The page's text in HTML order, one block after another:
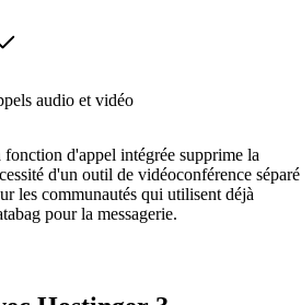
audio et vidéo
fonction d'appel intégrée supprime la
d'un outil de vidéoconférence séparé
les communautés qui utilisent déjà
pour la messagerie.